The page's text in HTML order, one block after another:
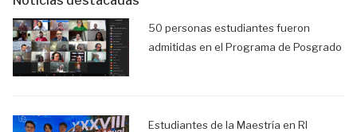
50 personas estudiantes fueron
admitidas en el Programa de Posgrado
Estudiantes de la Maestría en RI